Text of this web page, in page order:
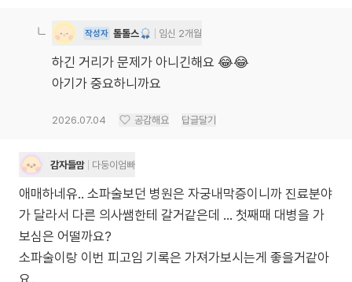
작성자 톨톨스 임신 2개월
하긴 거리가 문제가 아니긴해요 😂😂
아기가 중요하니까요
2026.07.04 공감해요 답글달기
감자들맘 다둥이엄빠
애매하네유.. 소파술보던 병원은 자궁내막증이니까 진료분야
가 달라서 다른 의사쌤한테 갈거같은데 … 첫째때 대병을 가
보심은 어떨까요?
소파술이랑 이번 피고임 기록은 가져가보시는게 좋을거같아
요.